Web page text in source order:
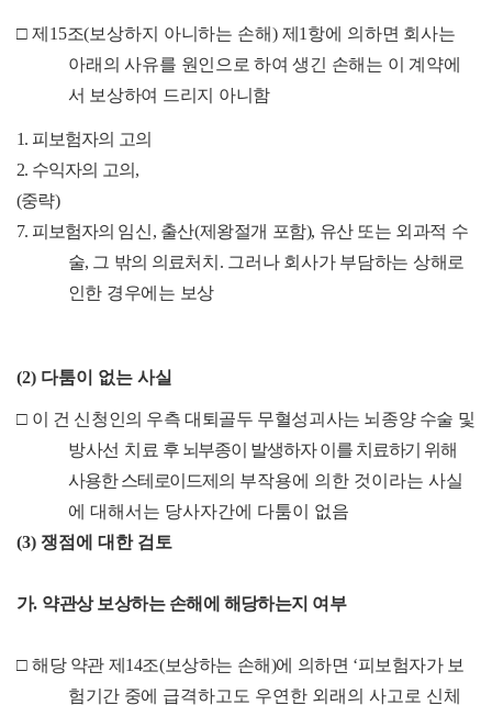
□ 제 15조(보상하지 아니하는 손해) 제 1 항에 의하면 회사는
아래의 사유를 원인으로 하여 생긴 손해는 이 계약에
서 보상하여 드리지 아니함
1. 피보험자의 고의
2. 수익자의 고의 ,
(중략)
7. 피보험자의 임신, 출산(제왕절개 포함), 유산 또는 외과적 수
술, 그 밖의 의료처치 . 그러나 회사가 부담하는 상해로
인한 경우에는 보상
(2) 다툼이 없는 사실
□ 이 건 신청인의 우측 대퇴골두 무혈성괴사는 뇌종양 수술 및
방사선 치료 후 뇌부종이 발생하자 이를 치료하기 위해
사용한 스테로이드제의 부작용에 의한 것이라는 사실
에 대해서는 당사자간에 다툼이 없음
(3) 쟁점에 대한 검토
가. 약관상 보상하는 손해에 해당하는지 여부
□ 해당 약관 제 14조(보상하는 손해)에 의하면 ‘피보험자가 보
험기간 중에 급격하고도 우연한 외래의 사고로 신체